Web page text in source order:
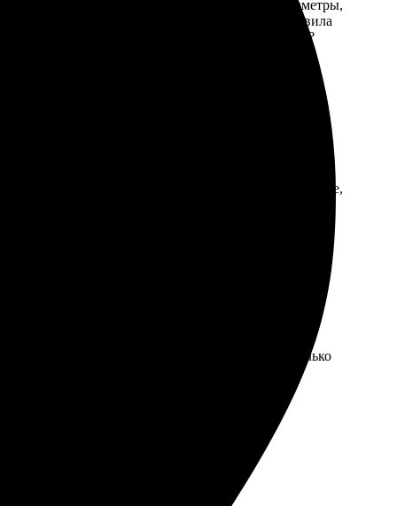
их на сайт, указываешь нужные параметры,
без нареканий. Особенно приятно удивила
сделали процесс ещё более комфортным. ?
было быстрым, а качество снимков на высшем уровне,
заказ, оплатила. Получила фото через несколько